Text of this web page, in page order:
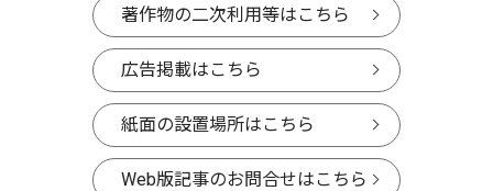
著作物の二次利用等はこちら
広告掲載はこちら
紙面の設置場所はこちら
Web版記事のお問合せはこちら